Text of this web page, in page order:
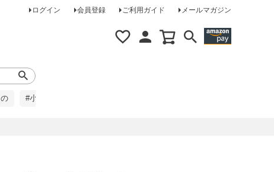
ログイン 会員登録 ご利用ガイド メールマガジン
#小柄な方に